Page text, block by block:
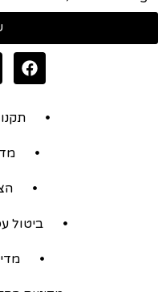
ביטול